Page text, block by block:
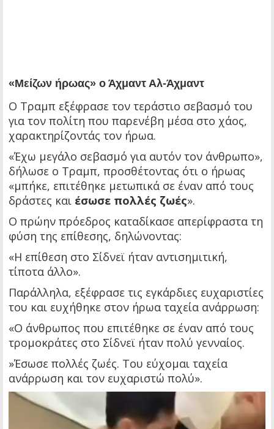
«Μείζων ήρωας» ο Άχμαντ Αλ-Άχμαντ
Ο Τραμπ εξέφρασε τον τεράστιο σεβασμό του
για τον πολίτη που παρενέβη μέσα στο χάος,
χαρακτηρίζοντάς τον ήρωα.
«Έχω μεγάλο σεβασμό για αυτόν τον άνθρωπο»,
δήλωσε ο Τραμπ, προσθέτοντας ότι ο ήρωας
«μπήκε, επιτέθηκε μετωπικά σε έναν από τους
δράστες και έσωσε πολλές ζωές».
Ο πρώην πρόεδρος καταδίκασε απερίφραστα τη
φύση της επίθεσης, δηλώνοντας:
«Η επίθεση στο Σίδνεϊ ήταν αντισημιτική,
τίποτα άλλο».
Παράλληλα, εξέφρασε τις εγκάρδιες ευχαριστίες
του και ευχήθηκε στον ήρωα ταχεία ανάρρωση:
«Ο άνθρωπος που επιτέθηκε σε έναν από τους
τρομοκράτες στο Σίδνεϊ ήταν πολύ γενναίος.
»Έσωσε πολλές ζωές. Του εύχομαι ταχεία
ανάρρωση και τον ευχαριστώ πολύ».